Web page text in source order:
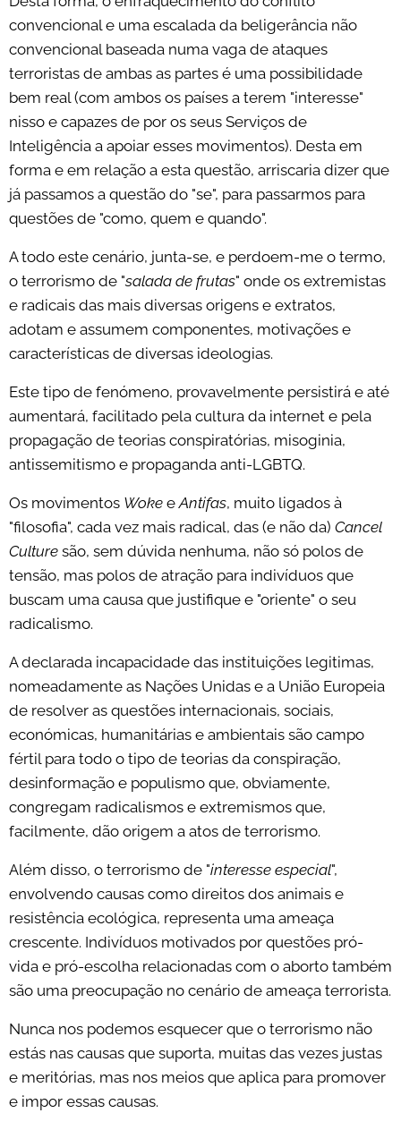
convencional e uma escalada da beligerância não
convencional baseada numa vaga de ataques
terroristas de ambas as partes é uma possibilidade
bem real (com ambos os países a terem "interesse"
nisso e capazes de por os seus Serviços de
Inteligência a apoiar esses movimentos). Desta em
forma e em relação a esta questão, arriscaria dizer que
já passamos a questão do "se", para passarmos para
questões de "como, quem e quando".
A todo este cenário, junta-se, e perdoem-me o termo,
o terrorismo de "salada de frutas" onde os extremistas
e radicais das mais diversas origens e extratos,
adotam e assumem componentes, motivações e
características de diversas ideologias.
Este tipo de fenómeno, provavelmente persistirá e até
aumentará, facilitado pela cultura da internet e pela
propagação de teorias conspiratórias, misoginia,
antissemitismo e propaganda anti-LGBTQ.
Os movimentos Woke eAntifas, muito ligados à
"filosofia", cada vez mais radical, das (e não da) Cancel
Culture são, sem dúvida nenhuma, não só polos de
tensão, mas polos de atração para indivíduos que
buscam uma causa que justifique e "oriente" o seu
radicalismo.
A declarada incapacidade das instituições legitimas,
nomeadamente as Nações Unidas e a União Europeia
de resolver as questões internacionais, sociais,
económicas, humanitárias e ambientais são campo
fértil para todo o tipo de teorias da conspiração,
desinformação e populismo que, obviamente,
congregam radicalismos e extremismos que,
facilmente, dão origem a atos de terrorismo.
Além disso, o terrorismo de "interesse especial",
envolvendo causas como direitos dos animais e
resistência ecológica, representa uma ameaça
crescente. Indivíduos motivados por questões pró-
vida e pró-escolha relacionadas com o aborto também
são uma preocupação no cenário de ameaça terrorista.
Nunca nos podemos esquecer que o terrorismo não
estás nas causas que suporta, muitas das vezes justas
e meritórias, mas nos meios que aplica para promover
e impor essas causas.